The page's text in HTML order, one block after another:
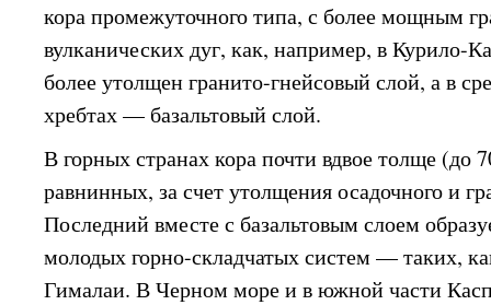
кора промежуточного типа, с более мощным
вулканических дуг, как, например, в Курило-
более утолщен гранито-гнейсовый слой, а в
хребтах — базальтовый слой.
В горных странах кора почти вдвое толще
равнинных, за счет утолщения осадочного и
Последний вместе с базальтовым слоем
молодых горно-складчатых систем — таких,
Гималаи. В Черном море и в южной части